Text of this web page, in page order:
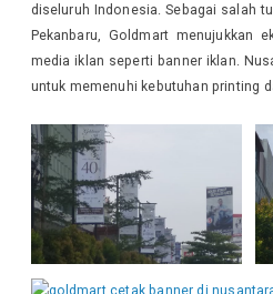
diseluruh Indonesia. Sebagai salah
Pekanbaru, Goldmart menujukkan
media iklan seperti banner iklan.
untuk memenuhi kebutuhan printing